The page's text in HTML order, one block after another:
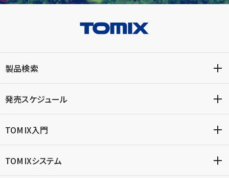
製品検索
発売スケジュール
TOMIX入門
TOMIXシステム